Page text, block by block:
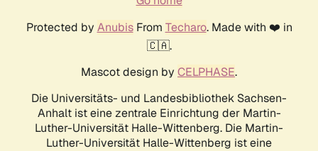
Protected by AnubisFrom Techaro. Made with ❤️ in
🇨🇦.
Mascot design by CELPHASE.
Die Universitäts- und Landesbibliothek Sachsen-
Anhalt ist eine zentrale Einrichtung der Martin-
Luther-Universität Halle-Wittenberg. Die Martin-
Luther-Universität Halle-Wittenberg ist eine